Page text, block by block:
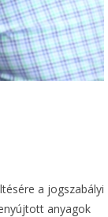
a jogszabályi
anyagok